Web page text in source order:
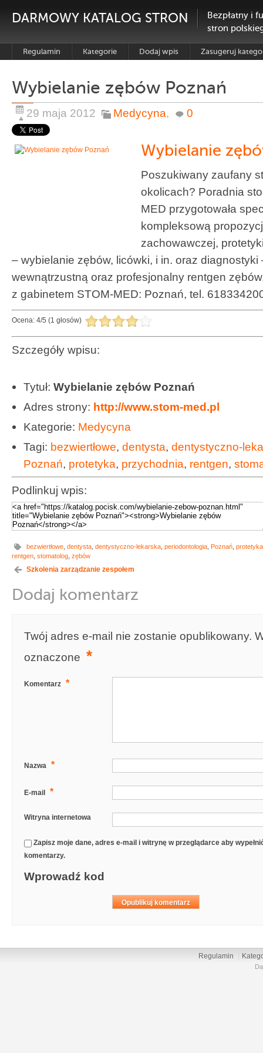
DARMOWY KATALOG STRON
Bezpłatny i
stron
Regulamin Kategorie Dodaj wpis Zasugeruj
Wybielanie zębów Poznań
29 maja 2012 Medycyna, 0
Wybielanie
Poszukiwany zaufany
okolicach? Poradnia
MED przygotowała
kompleksową
zachowawczej,
– wybielanie zębów, licówki, i in. oraz
wewnątrzustną oraz profesjonalny rentgen
z gabinetem STOM-MED: Poznań, tel.
Ocena: 4/5 (1 głosów)
Szczegóły wpisu:
Tytuł: Wybielanie zębów Poznań
Adres strony: http://www.stom-med.pl
Kategorie: Medycyna
Tagi: bezwiertłowe, dentysta, dentystyczno-
Poznań, protetyka, przychodnia, rentgen,
Podlinkuj wpis:
bezwiertłowe dentysta dentystyczno-lekarska periodontologia Poznań protetyka
rentgen stomatolog zębów
Szkolenia zarządzanie zespołem
Dodaj komentarz
Twój adres e-mail nie zostanie opublikowany.
oznaczone *
Komentarz *
Nazwa *
E-mail *
Witryna internetowa
Zapisz moje dane, adres e-mail i witrynę w przeglądarce aby
komentarzy.
Wprowadź kod
Regulamin